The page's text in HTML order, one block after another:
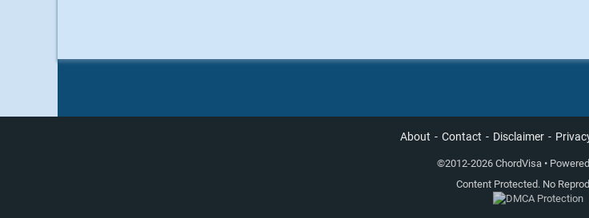
About Contact Disclaimer
©2012-2026 ChordVisa •
Content Protected. No